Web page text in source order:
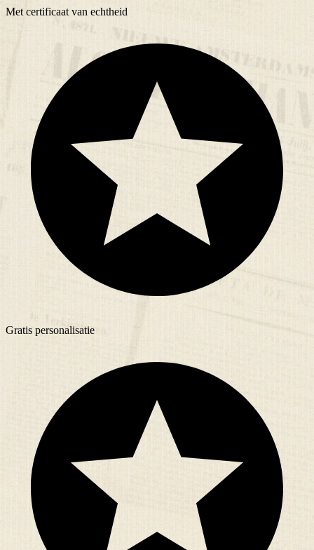
Met certificaat van echtheid
Gratis personalisatie